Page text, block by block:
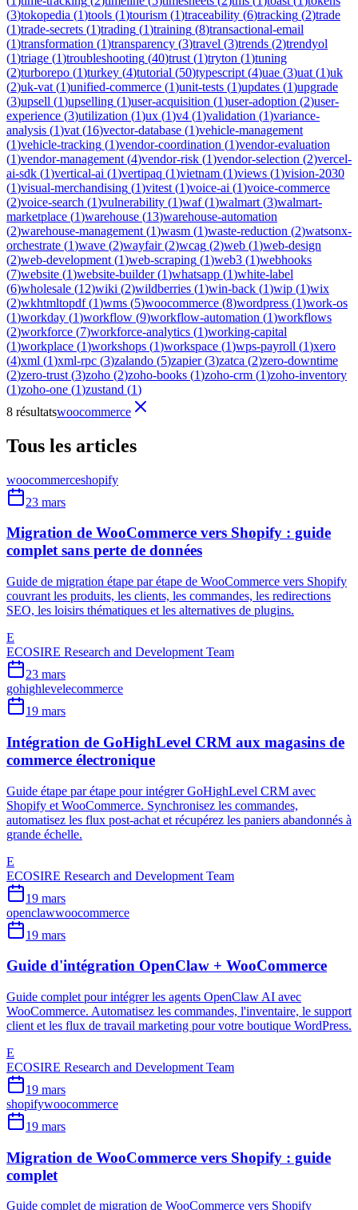
(3)tokopedia (1)tools (1)tourism (1)traceability (6)tracking (2)trade
(1)trade-secrets (1)trading (1)training (8)transactional-email
(1)transformation (1)transparency (3)travel (3)trends (2)trendyol
(1)triage (1)troubleshooting (40)trust (1)tryton (1)tuning
(2)turborepo (1)turkey (4)tutorial (50)typescript (4)uae (3)uat (1)uk
(2)uk-vat (1)unified-commerce (1)unit-tests (1)updates (1)upgrade
(3)upsell (1)upselling (1)user-acquisition (1)user-adoption (2)user-
experience (3)utilization (1)ux (1)v4 (1)validation (1)variance-
analysis (1)vat (16)vector-database (1)vehicle-management
(1)vehicle-tracking (1)vendor-coordination (1)vendor-evaluation
(1)vendor-management (4)vendor-risk (1)vendor-selection (2)vercel-
ai-sdk (1)vertical-ai (1)vertipaq (1)vietnam (1)views (1)vision-2030
(1)visual-merchandising (1)vitest (1)voice-ai (1)voice-commerce
(2)voice-search (1)vulnerability (1)waf(1)walmart (3)walmart-
marketplace (1)warehouse (13)warehouse-automation
(2)warehouse-management (1)wasm (1)waste-reduction (2)watsonx-
orchestrate (1)wave (2)wayfair(2)wcag (2)web (1)web-design
(2)web-development (1)web-scraping (1)web3 (1)webhooks
(7)website (1)website-builder(1)whatsapp (1)white-label
(6)wholesale (12)wiki (2)wildberries (1)win-back (1)wip (1)wix
(2)wkhtmltopdf(1)wms (5)woocommerce (8)wordpress (1)work-os
(1)workday (1)workflow (9)workflow-automation (1)workflows
(2)workforce (7)workforce-analytics (1)working-capital
(1)workplace (1)workshops (1)workspace (1)wps-payroll (1)xero
(4)xml (1)xml-rpc (3)zalando (5)zapier(3)zatca (2)zero-downtime
(2)zero-trust (3)zoho (2)zoho-books (1)zoho-crm (1)zoho-inventory
(1)zoho-one (1)zustand (1)
8 résultatswoocommerce
Tous les articles
woocommerceshopify
23 mars
Migration de WooCommerce vers Shopify : guide
complet sans perte de données
Guide de migration étape par étape de WooCommerce vers Shopify
couvrant les produits, les clients, les commandes, les redirections
SEO, les loisirs thématiques et les alternatives de plugins.
E
ECOSIRE Research and Development Team
23 mars
gohighlevelecommerce
19 mars
Intégration de GoHighLevel CRM aux magasins de
commerce électronique
Guide étape par étape pour intégrer GoHighLevel CRM avec
Shopify et WooCommerce. Synchronisez les commandes,
automatisez les flux post-achat et récupérez les paniers abandonnés à
grande échelle.
E
ECOSIRE Research and Development Team
19 mars
openclawwoocommerce
19 mars
Guide d'intégration OpenClaw + WooCommerce
Guide complet pour intégrer les agents OpenClaw AI avec
WooCommerce. Automatisez les commandes, l'inventaire, le support
client et les flux de travail marketing pour votre boutique WordPress.
E
ECOSIRE Research and Development Team
19 mars
shopifywoocommerce
19 mars
Migration de WooCommerce vers Shopify : guide
complet
Guide complet de migration de WooCommerce vers Shopify